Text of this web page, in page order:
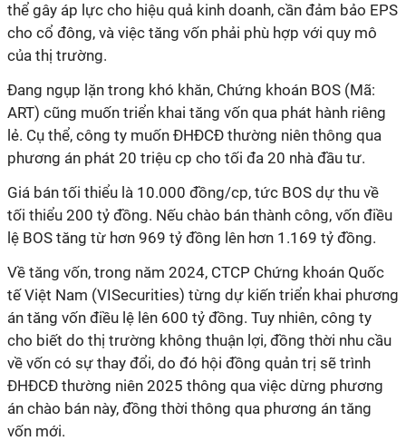
thể gây áp lực cho hiệu quả kinh doanh, cần đảm bảo EPS
cho cổ đông, và việc tăng vốn phải phù hợp với quy mô
của thị trường.
Đang ngụp lặn trong khó khăn, Chứng khoán BOS (Mã:
ART) cũng muốn triển khai tăng vốn qua phát hành riêng
lẻ. Cụ thể, công ty muốn ĐHĐCĐ thường niên thông qua
phương án phát 20 triệu cp cho tối đa 20 nhà đầu tư.
Giá bán tối thiểu là 10.000 đồng/cp, tức BOS dự thu về
tối thiểu 200 tỷ đồng. Nếu chào bán thành công, vốn điều
lệ BOS tăng từ hơn 969 tỷ đồng lên hơn 1.169 tỷ đồng.
Về tăng vốn, trong năm 2024, CTCP Chứng khoán Quốc
tế Việt Nam (VISecurities) từng dự kiến triển khai phương
án tăng vốn điều lệ lên 600 tỷ đồng. Tuy nhiên, công ty
cho biết do thị trường không thuận lợi, đồng thời nhu cầu
về vốn có sự thay đổi, do đó hội đồng quản trị sẽ trình
ĐHĐCĐ thường niên 2025 thông qua việc dừng phương
án chào bán này, đồng thời thông qua phương án tăng
vốn mới.